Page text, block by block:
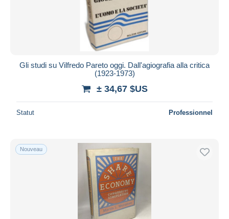
Gli studi su Vilfredo Pareto oggi. Dall'agiografia alla critica
(1923-1973)
± 34,67 $US
Statut Professionnel
Nouveau